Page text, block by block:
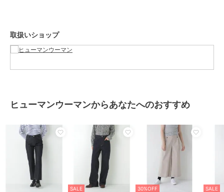
取扱いショップ
ヒューマンウーマンからあなたへのおすすめ
SALE 30%OFF SALE